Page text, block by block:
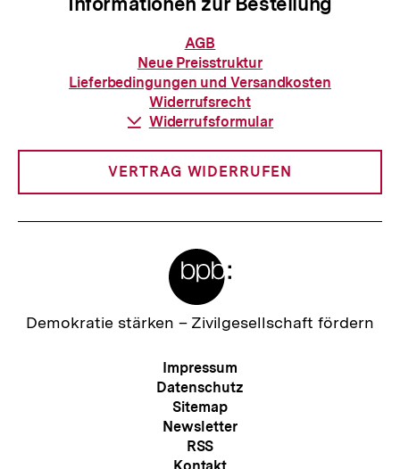
Informationen
zur
Bestellung
AGB
Neue Preisstruktur
Lieferbedingungen und Versandkosten
Widerrufsrecht
Download-
Widerrufsformular
VERTRAG WIDERRUFEN
Zur
Demokratie stärken – Zivilgesellschaft fördern
Meta-
Navigation
Impressum
Datenschutz
Sitemap
Newsletter
RSS
Kontakt